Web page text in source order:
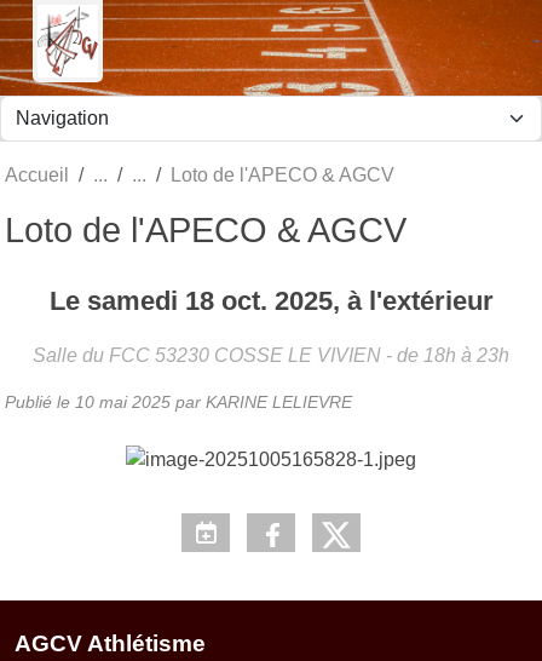
Accueil Loto de l'APECO & AGCV
Loto de l'APECO & AGCV
Le samedi 18 oct. 2025, à l'extérieur
Salle du FCC 53230 COSSE LE VIVIEN - de 18h à 23h
Publié le 10 mai 2025 par KARINE LELIEVRE
AGCV Athlétisme
Panneau de gestion des cookies